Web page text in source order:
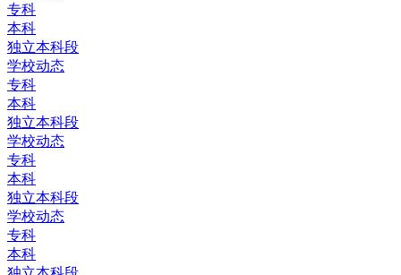
专科
本科
独立本科段
学校动态
专科
本科
独立本科段
学校动态
专科
本科
独立本科段
学校动态
专科
本科